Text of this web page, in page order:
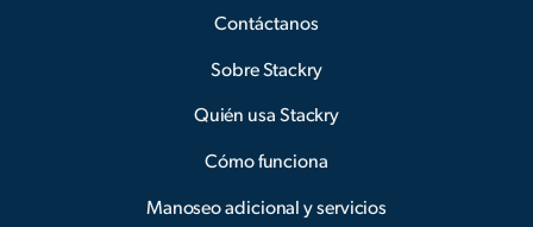
Contáctanos
Sobre Stackry
Quién usa Stackry
Cómo funciona
Manoseo adicional y servicios